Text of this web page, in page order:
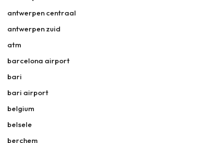
antwerpen centraal
antwerpen zuid
atm
barcelona airport
bari
bari airport
belgium
belsele
berchem